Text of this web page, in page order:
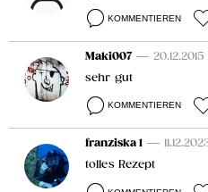
KOMMENTIEREN
Maki007 — 20.12.2015
sehr gut
KOMMENTIEREN
franziska 1 —
tolles Rezept